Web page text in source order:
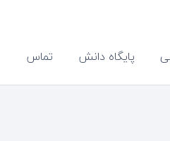
پایگاه دانش تماس